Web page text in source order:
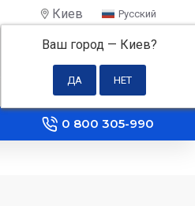
Киев
Ваш город — Киев?
Русский
0 грн
0 800 305-990